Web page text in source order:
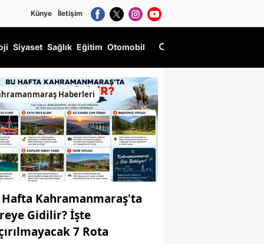
Künye İletişim
Siyaset Sağlık Eğitim Otomobil
Haberleri
Hafta Kahramanmaraş'ta
Gidilir? İşte
7 Rota